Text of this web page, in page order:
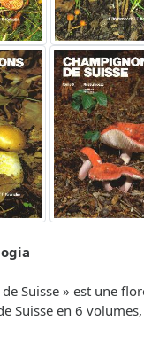
Suisse » est une
Suisse en 6